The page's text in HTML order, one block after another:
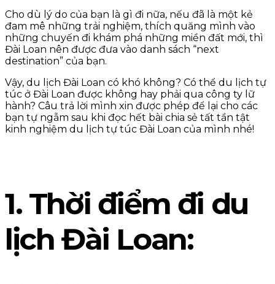
Cho dù lý do của bạn là gì đi nữa, nếu đã là một kẻ
đam mê những trải nghiệm, thích quăng mình vào
những chuyến đi khám phá những miền đất mới, thì
Đài Loan nên được đưa vào danh sách “next
destination” của bạn.
Vậy, du lịch Đài Loan có khó không? Có thể du lịch tự
túc ở Đài Loan được không hay phải qua công ty lữ
hành? Câu trả lời mình xin được phép để lại cho các
bạn tự ngẫm sau khi đọc hết bài chia sẻ tất tần tật
kinh nghiệm du lịch tự túc Đài Loan của mình nhé!
1. Thời điểm đi du
lịch Đài Loan: